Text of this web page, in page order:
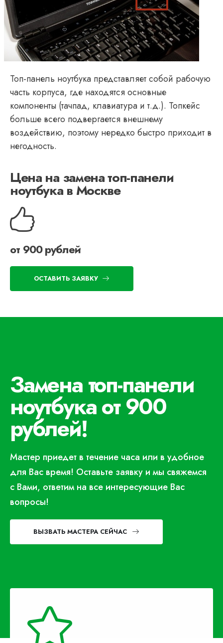
Топ-панель ноутбука представляет собой рабочую
часть корпуса, где находятся основные
компоненты (тачпад, клавиатура и т.д.). Топкейс
больше всего подвергается внешнему
воздействию, поэтому нередко быстро приходит в
негодность.
Цена на замена топ-панели
ноутбука в Москве
от 900 рублей
ОСТАВИТЬ ЗАЯВКУ
Замена топ-панели
ноутбука от 900
рублей!
Мастер приедет в течение часа или в удобное
для Вас время! Оставьте заявку и мы свяжемся
с Вами, ответим на все интересующие Вас
вопросы!
ВЫЗВАТЬ МАСТЕРА СЕЙЧАС